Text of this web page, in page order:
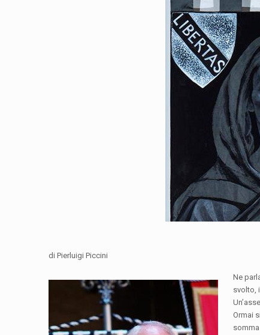
di Pierluigi Piccini
Ne
svolto,
Ormai